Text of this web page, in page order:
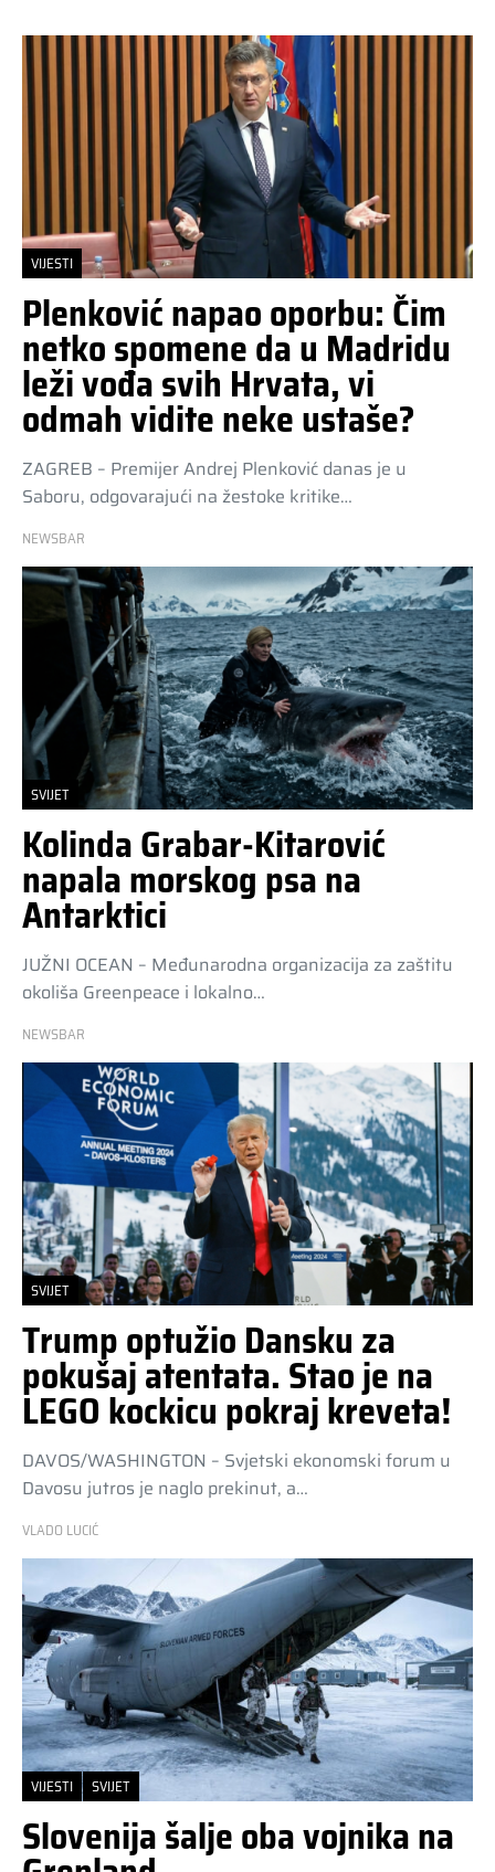
VIJESTI
Plenković napao oporbu: Čim
netko spomene da u Madridu
leži vođa svih Hrvata, vi
odmah vidite neke ustaše?
ZAGREB – Premijer Andrej Plenković danas je u
Saboru, odgovarajući na žestoke kritike…
NEWSBAR
SVIJET
Kolinda Grabar-Kitarović
napala morskog psa na
Antarktici
JUŽNI OCEAN – Međunarodna organizacija za zaštitu
okoliša Greenpeace i lokalno…
NEWSBAR
SVIJET
Trump optužio Dansku za
pokušaj atentata. Stao je na
LEGO kockicu pokraj kreveta!
DAVOS/WASHINGTON – Svjetski ekonomski forum u
Davosu jutros je naglo prekinut, a…
VLADO LUCIĆ
VIJESTI SVIJET
Slovenija šalje oba vojnika na